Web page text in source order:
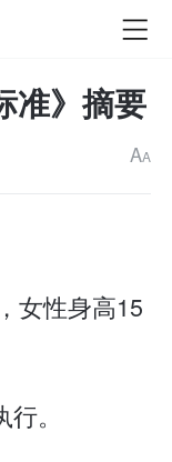
准》摘要
AA
女性身高15
。